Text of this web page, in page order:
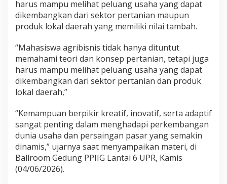
harus mampu melihat peluang usaha yang dapat
dikembangkan dari sektor pertanian maupun
produk lokal daerah yang memiliki nilai tambah.
“Mahasiswa agribisnis tidak hanya dituntut
memahami teori dan konsep pertanian, tetapi juga
harus mampu melihat peluang usaha yang dapat
dikembangkan dari sektor pertanian dan produk
lokal daerah,”
“Kemampuan berpikir kreatif, inovatif, serta adaptif
sangat penting dalam menghadapi perkembangan
dunia usaha dan persaingan pasar yang semakin
dinamis,” ujarnya saat menyampaikan materi, di
Ballroom Gedung PPIIG Lantai 6 UPR, Kamis
(04/06/2026).